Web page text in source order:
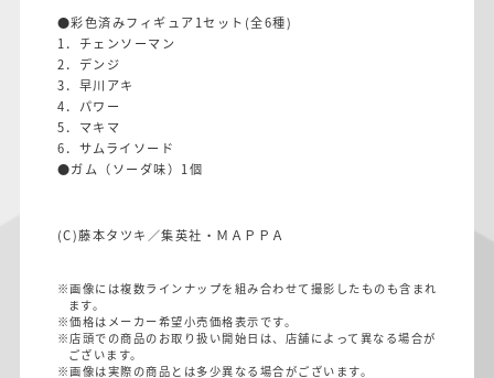
●彩色済みフィギュア1セット(全6種)
1．チェンソーマン
2．デンジ
3．早川アキ
4．パワー
5．マキマ
6．サムライソード
●ガム（ソーダ味）1個
(C)藤本タツキ／集英社・ＭＡＰＰＡ
※画像には複数ラインナップを組み合わせて撮影したものも含まれ
ます。
※価格はメーカー希望小売価格表示です。
※店頭での商品のお取り扱い開始日は、店舗によって異なる場合が
ございます。
※画像は実際の商品とは多少異なる場合がございます。